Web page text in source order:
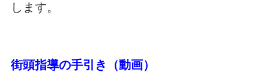
します。
街頭指導の手引き（動画）